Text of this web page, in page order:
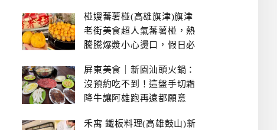
椪嫂蕃薯椪(高雄旗津)旗津
老街美食超人氣蕃薯椪，熱
騰騰爆漿小心燙口，假日必
屏東美食｜新園汕頭火鍋：
沒預約吃不到！這盤手切霜
降牛讓阿雄跑再遠都願意
禾寓 鐵板料理(高雄鼓山)新